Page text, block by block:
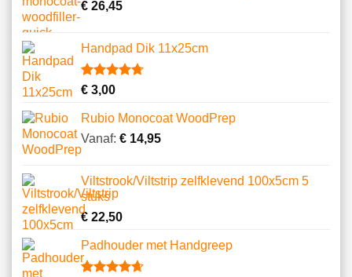
klantbeoordelingen
€26,45
Handpad Dik 11x25cm
Gewaardeerd
gebaseerd
op
10
klantbeoordelingen
€3,00
Rubio Monocoat WoodPrep
Vanaf: €14,95
Viltstrook/Viltstrip zelfklevend 100x5cm 5
stuks
€22,50
Padhouder met Handgreep